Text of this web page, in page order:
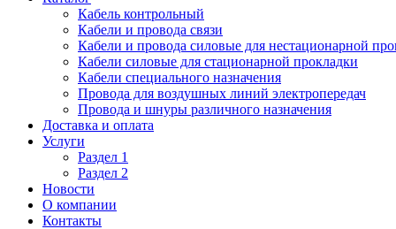
Кабель контрольный
Кабели и провода связи
Кабели и провода силовые для нестационарной
Кабели силовые для стационарной прокладки
Кабели специального назначения
Провода для воздушных линий электропередач
Провода и шнуры различного назначения
Доставка и оплата
Услуги
Раздел 1
Раздел 2
Новости
О компании
Контакты